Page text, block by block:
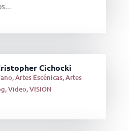
Cichocki
,Artes Escénicas,Artes
,Video,VISION